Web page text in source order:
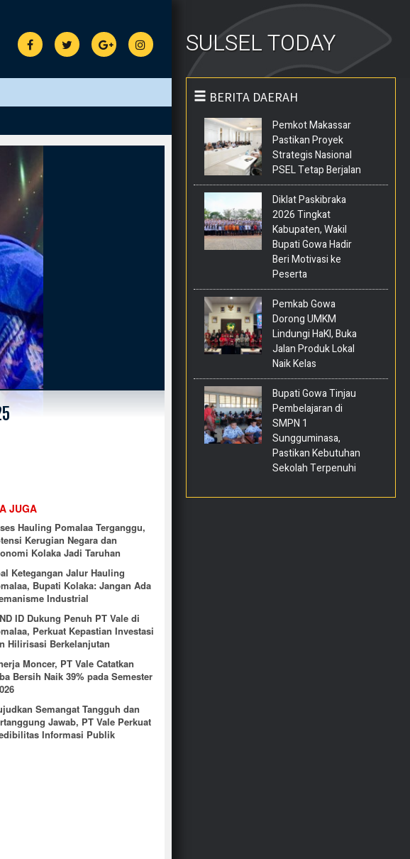
JUGA
Hauling Pomalaa Terganggu,
Kerugian Negara dan
Kolaka Jadi Taruhan
Ketegangan Jalur Hauling
Bupati Kolaka: Jangan Ada
Industrial
ID Dukung Penuh PT Vale di
Perkuat Kepastian Investasi
Hilirisasi Berkelanjutan
Moncer, PT Vale Catatkan
Bersih Naik 39% pada Semester
Semangat Tangguh dan
Jawab, PT Vale Perkuat
Informasi Publik
SULSEL TODAY
BERITA DAERAH
Pemkot Makassar
Pastikan Proyek
Strategis Nasional
PSEL Tetap Berjalan
Diklat Paskibraka
2026 Tingkat
Kabupaten, Wakil
Bupati Gowa Hadir
Beri Motivasi ke
Peserta
Pemkab Gowa
Dorong UMKM
Lindungi HaKI, Buka
Jalan Produk Lokal
Naik Kelas
Bupati Gowa Tinjau
Pembelajaran di
SMPN 1
Sungguminasa,
Pastikan Kebutuhan
Sekolah Terpenuhi